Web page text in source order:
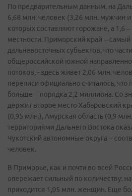
По предварительным данным, на
6,68 млн. человек (3,26 млн. мужчин
которых составляют горожане, а 1,6
местности. Приморский край –
дальневосточных субъектов, что
общероссийской южной
потоков, - здесь живет 2,06 млн.
переписи официально считалось, что
больше – порядка 2,2 миллиона. Со
держит второе место Хабаровский
(0,95 млн.), Амурская область (0,9
территориями Дальнего Востока
Чукотский автономные округа –
человек.
В Приморье, как и почти во всей
опережает сильный по количеству:
приходится 1,05 млн. женщин. Еще